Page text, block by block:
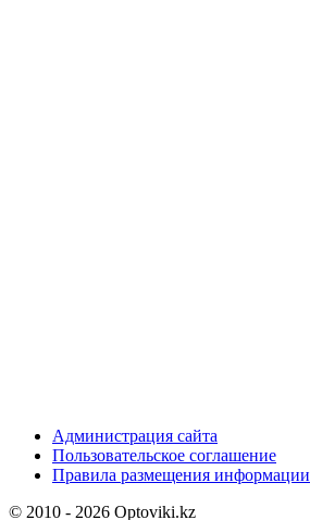
Администрация сайта
Пользовательское соглашение
Правила размещения информации
© 2010 - 2026 Optoviki.kz